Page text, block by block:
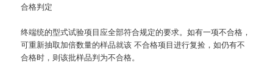
合格判定
终端统的型式试验项目应全部符合规定的要求。如有一项不合格，
可重新抽取加倍数量的样品就该 不合格项目进行复捡，如仍有不
合格时，则该批样品判为不合格。